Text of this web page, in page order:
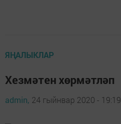
ЯҢАЛЫКЛАР
Хезмәтен хөрмәтләп
admin, 24 гыйнвар 2020 - 19:19